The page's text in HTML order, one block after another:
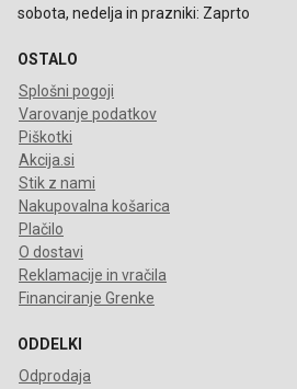
sobota, nedelja in prazniki: Zaprto
OSTALO
Splošni pogoji
Varovanje podatkov
Piškotki
Akcija.si
Stik z nami
Nakupovalna košarica
Plačilo
O dostavi
Reklamacije in vračila
Financiranje Grenke
ODDELKI
Odprodaja